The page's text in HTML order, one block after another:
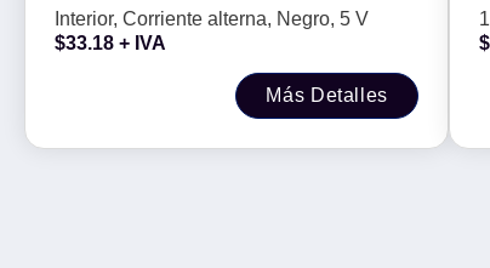
Interior, Corriente alterna, Negro, 5 V
$33.18 + IVA
Más Detalles
$